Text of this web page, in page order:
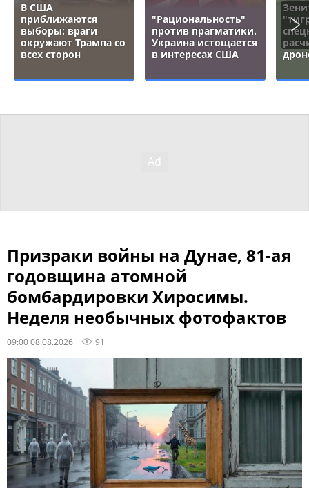
В США
приближаются
выборы: враги
окружают Трампа со
всех сторон
"Рациональность"
против прагматики.
Украина истощается
в интересах США
Призраки войны на Дунае, 81-ая
годовщина атомной
бомбардировки Хиросимы.
Неделя необычных фотофактов
09:00 08.08.2026 91